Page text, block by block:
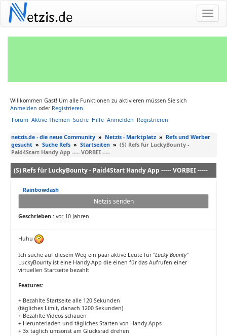
Netzis.de
Willkommen Gast! Um alle Funktionen zu aktivieren müssen Sie sich
Anmelden oder Registrieren.
Forum Aktive Themen Suche Hilfe Anmelden Registrieren
netzis.de - die neue Community » Netzis - Marktplatz » Refs und Werber
gesucht » Suche Refs » Startseiten » (S) Refs für LuckyBounty -
Paid4Start Handy App ----- VORBEI -----
(S) Refs für LuckyBounty - Paid4Start Handy App ----- VORBEI -----
Rainbowdash
Netzis senden
Geschrieben : vor 10 Jahren
Huhu
Ich suche auf diesem Weg ein paar aktive Leute für "Lucky Bounty"
LuckyBounty ist eine Handy-App die einen für das Aufrufen einer
virtuellen Startseite bezahlt
Features:
+ Bezahlte Startseite alle 120 Sekunden
(tägliches Limit, danach 1200 Sekunden)
+ Bezahlte Videos schauen
+ Herunterladen und tägliches Starten von Handy Apps
+ 3x täglich umsonst am Glücksrad drehen